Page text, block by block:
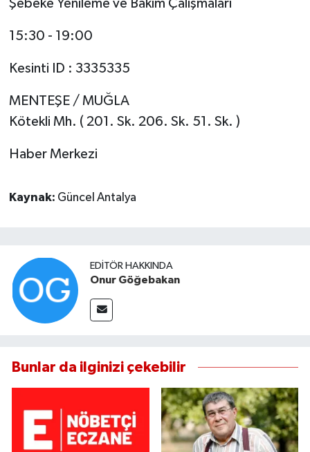
Şebeke Yenileme ve Bakım Çalışmaları
15:30 - 19:00
Kesinti ID : 3335335
MENTEŞE / MUĞLA
Kötekli Mh. ( 201. Sk. 206. Sk. 51. Sk. )
Haber Merkezi
Kaynak: Güncel Antalya
EDITÖR HAKKINDA
Onur Göğebakan
Bunlar da ilginizi çekebilir